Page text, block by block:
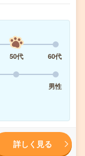
50代
60代
男性
詳しく見る